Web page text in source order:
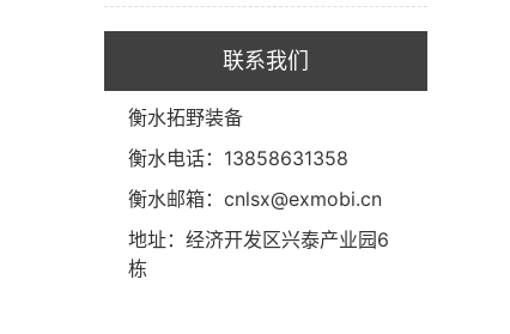
联系我们
衡水拓野装备
衡水电话：13858631358
衡水邮箱：cnlsx@exmobi.cn
地址：经济开发区兴泰产业园6
栋